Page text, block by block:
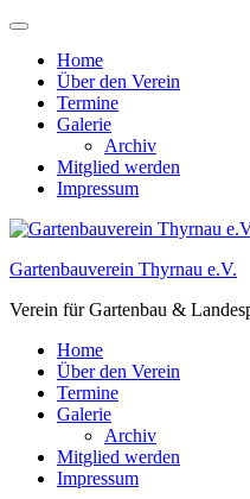
Skip
contentHome
Über den Verein
Termine
Galerie
Archiv
Mitglied werden
Impressum
Gartenbauverein Thyrnau e.V.
Verein für Gartenbau &
Home
Über den Verein
Termine
Galerie
Archiv
Mitglied werden
Impressum